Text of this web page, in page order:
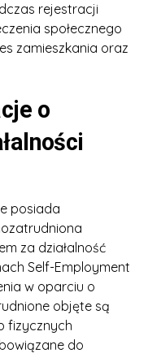
rejestracji
społecznego
zamieszkania oraz
o
posiada
za działalność
Self-Employment
w oparciu o
objęte są
fizycznych
do